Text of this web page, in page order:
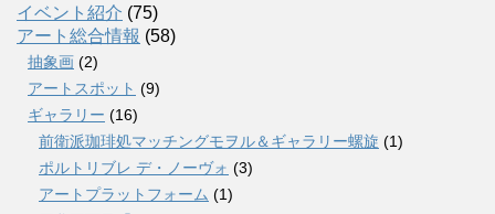
イベント紹介 (75)
アート総合情報 (58)
抽象画 (2)
アートスポット (9)
ギャラリー (16)
前衛派珈琲処マッチングモヲル＆ギャラリー螺旋 (1)
ポルトリブレ デ・ノーヴォ (3)
アートプラットフォーム (1)